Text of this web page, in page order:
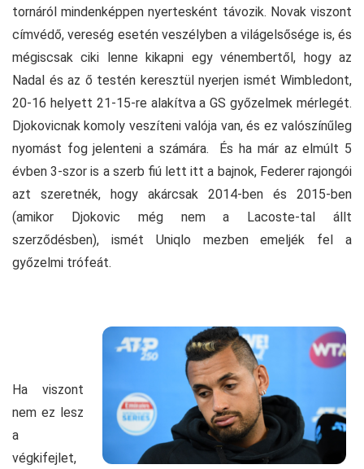
tornáról mindenképpen nyertesként távozik. Novak viszont
címvédő, vereség esetén veszélyben a világelsősége is, és
mégiscsak ciki lenne kikapni egy vénembertől, hogy az
Nadal és az ő testén keresztül nyerjen ismét Wimbledont,
20-16 helyett 21-15-re alakítva a GS győzelmek mérlegét.
Djokovicnak komoly veszíteni valója van, és ez valószínűleg
nyomást fog jelenteni a számára. És ha már az elmúlt 5
évben 3-szor is a szerb fiú lett itt a bajnok, Federer rajongói
azt szeretnék, hogy akárcsak 2014-ben és 2015-ben
(amikor Djokovic még nem a Lacoste-tal állt
szerződésben), ismét Uniqlo mezben emeljék fel a
győzelmi trófeát.
Ha viszont
nem ez lesz
a
végkifejlet,